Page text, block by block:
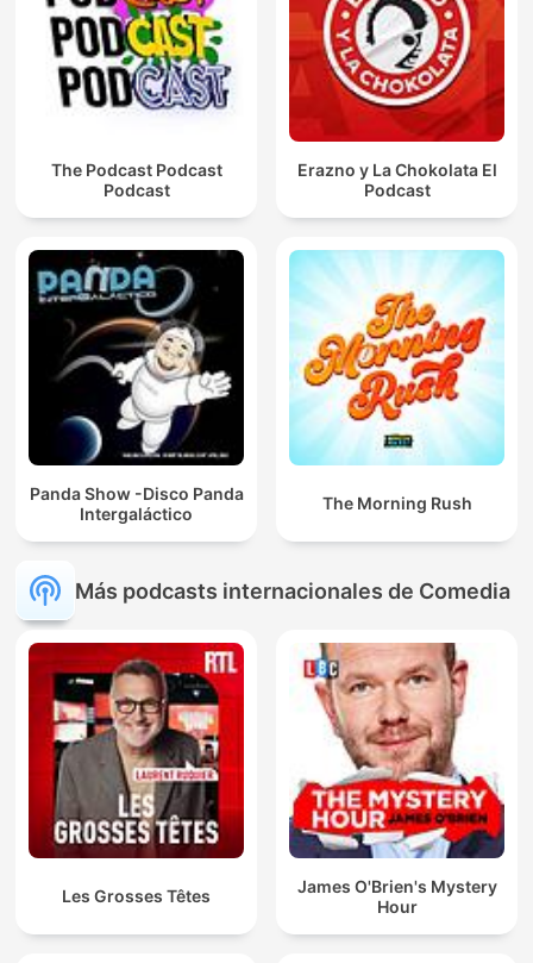
The Podcast Podcast
Podcast
Erazno y La Chokolata El
Podcast
Panda Show -Disco Panda
Intergaláctico
The Morning Rush
Más podcasts internacionales de Comedia
Les Grosses Têtes
James O'Brien's Mystery
Hour